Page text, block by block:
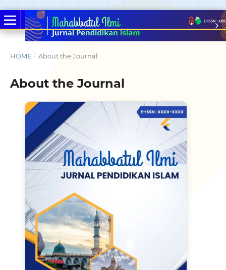
HOME / About the Journal
About the Journal